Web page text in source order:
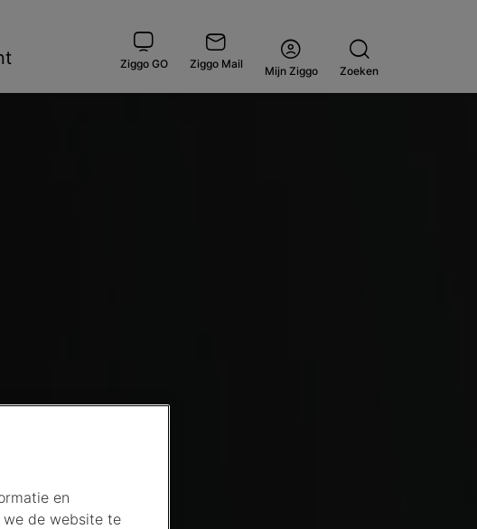
Ziggo GO Ziggo Mail Open
Mijn Ziggo
Zoeken
en
we de website te